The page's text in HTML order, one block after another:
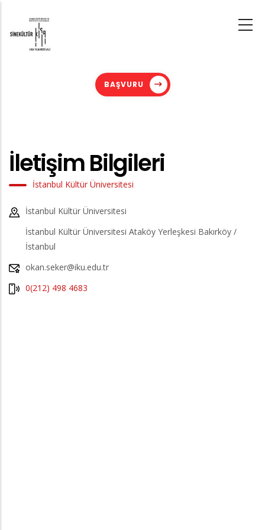
main
content
BAŞVURU
İletişim Bilgileri
İstanbul Kültür Üniversitesi
İstanbul Kültür Üniversitesi
İstanbul Kültür Üniversitesi Ataköy Yerleşkesi Bakırköy /
İstanbul
okan.seker@iku.edu.tr
0(212) 498 4683